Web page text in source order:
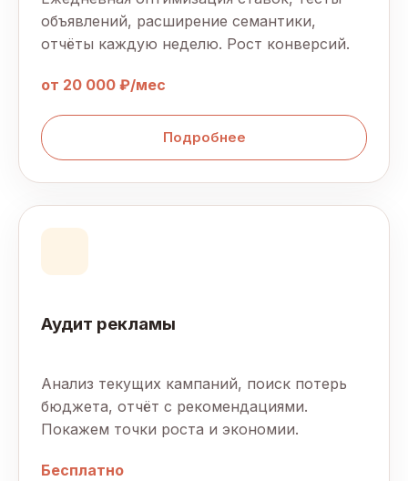
объявлений, расширение семантики,
отчёты каждую неделю. Рост конверсий.
от 20 000 ₽/мес
Подробнее
Аудит рекламы
Анализ текущих кампаний, поиск потерь
бюджета, отчёт с рекомендациями.
Покажем точки роста и экономии.
Бесплатно